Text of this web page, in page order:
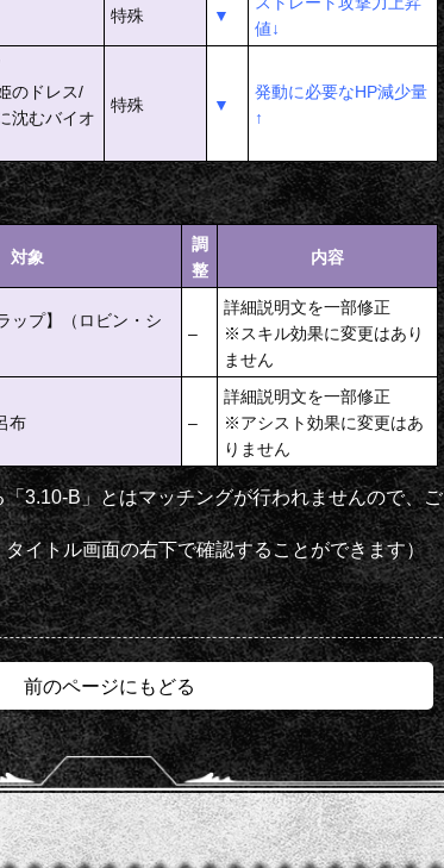
特殊 ▼
値↓
のドレス/
沈むバイオ
特殊 ▼
発動に必要なHP減少量
↑
対象
調
整
内容
ップ】（ロビン・シ
–
詳細説明文を一部修正
※スキル効果に変更はあり
ません
布 –
詳細説明文を一部修正
※アシスト効果に変更はあ
りません
3.10-B」とはマッチングが行われませんので、ご
タイトル画面の右下で確認することができます）
前のページにもどる